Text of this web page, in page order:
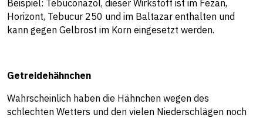
Beispiel: Tebuconazol, dieser Wirkstoff ist im Fezan,
Horizont, Tebucur 250 und im Baltazar enthalten und
kann gegen Gelbrost im Korn eingesetzt werden.
Getreidehähnchen
Wahrscheinlich haben die Hähnchen wegen des
schlechten Wetters und den vielen Niederschlägen noch